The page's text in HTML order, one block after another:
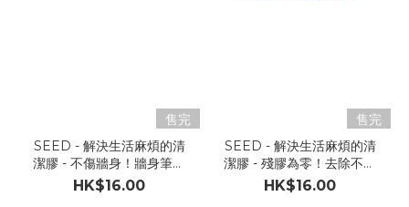
售完
SEED - 解決生活麻煩的清
潔膠 - 不傷牆身！牆身筆痕
專用
HK$16.00
售完
SEED - 解決生活麻煩的清
潔膠 - 殘膠為零！去除不能
刮面的貼紙痕跡（無鏟頭
版）
HK$16.00